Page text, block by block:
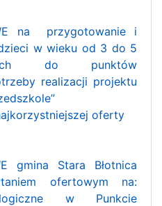
na przygotowanie i
w wieku od 3 do 5
do punktów
realizacji projektu
oferty
gmina Stara Błotnica
ofertowym na:
w Punkcie